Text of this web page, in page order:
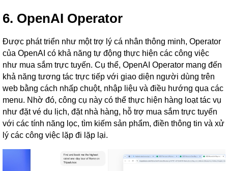
6. OpenAI Operator
Được phát triển như một trợ lý cá nhân thông minh, Operator
của OpenAI có khả năng tự động thực hiện các công việc
như mua sắm trực tuyến. Cụ thể, OpenAI Operator mang đến
khả năng tương tác trực tiếp với giao diện người dùng trên
web bằng cách nhấp chuột, nhập liệu và điều hướng qua các
menu. Nhờ đó, công cụ này có thể thực hiện hàng loạt tác vụ
như đặt vé du lịch, đặt nhà hàng, hỗ trợ mua sắm trực tuyến
với các tính năng lọc, tìm kiếm sản phẩm, điền thông tin và xử
lý các công việc lặp đi lặp lại.